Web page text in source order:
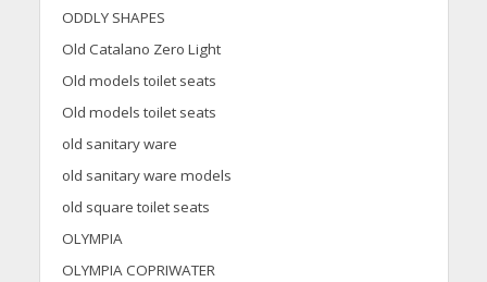
ODDLY SHAPES
Old Catalano Zero Light
Old models toilet seats
Old models toilet seats
old sanitary ware
old sanitary ware models
old square toilet seats
OLYMPIA
OLYMPIA COPRIWATER